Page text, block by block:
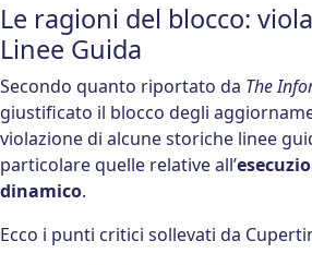
Le ragioni del blocco:
Linee Guida
Secondo quanto riportato da The
giustificato il blocco degli
violazione di alcune storiche linee
particolare quelle relative all’
dinamico.
Ecco i punti critici sollevati da